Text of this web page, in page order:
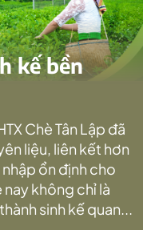
kế bền
Chè Tân Lập đã
liệu, liên kết hơn
ổn định cho
không chỉ là
sinh kế quan...